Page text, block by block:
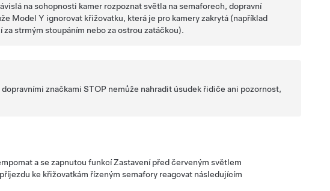
na schopnosti kamer rozpoznat světla na semaforech, dopravní
Model Y ignorovat křižovatku, která je pro kamery zakrytá (například
strmým stoupáním nebo za ostrou zatáčkou).
značkami STOP nemůže nahradit úsudek řidiče ani pozornost,
a se zapnutou funkcíZastavení před červeným světlem
ke křižovatkám řízeným semafory reagovat následujícím